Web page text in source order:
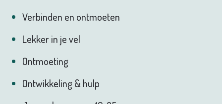
Verbinden en ontmoeten
Lekker in je vel
Ontmoeting
Ontwikkeling & hulp